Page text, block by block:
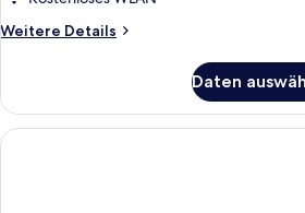
Weitere Details
Weitere
Room
(room
change)
Daten